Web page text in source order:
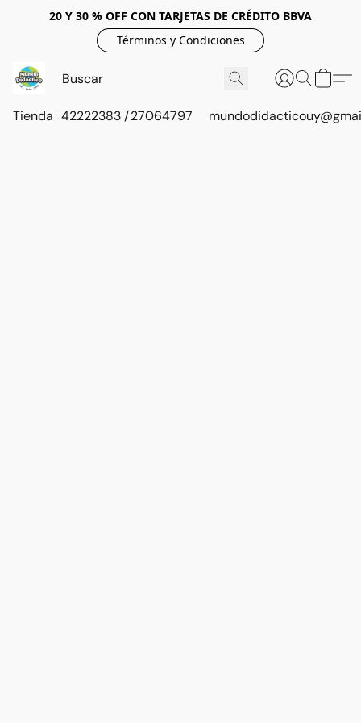
20 Y 30 % OFF CON TARJETAS DE CRÉDITO BBVA
Términos y Condiciones
Tienda 42222383 / 27064797